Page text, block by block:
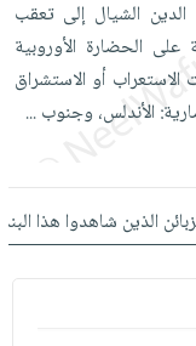
الشيال إلى تعقب
على الحضارة الأوروبية
أو الاستشراق
الأندلس، وجنوب...
الذين شاهدوا هذا